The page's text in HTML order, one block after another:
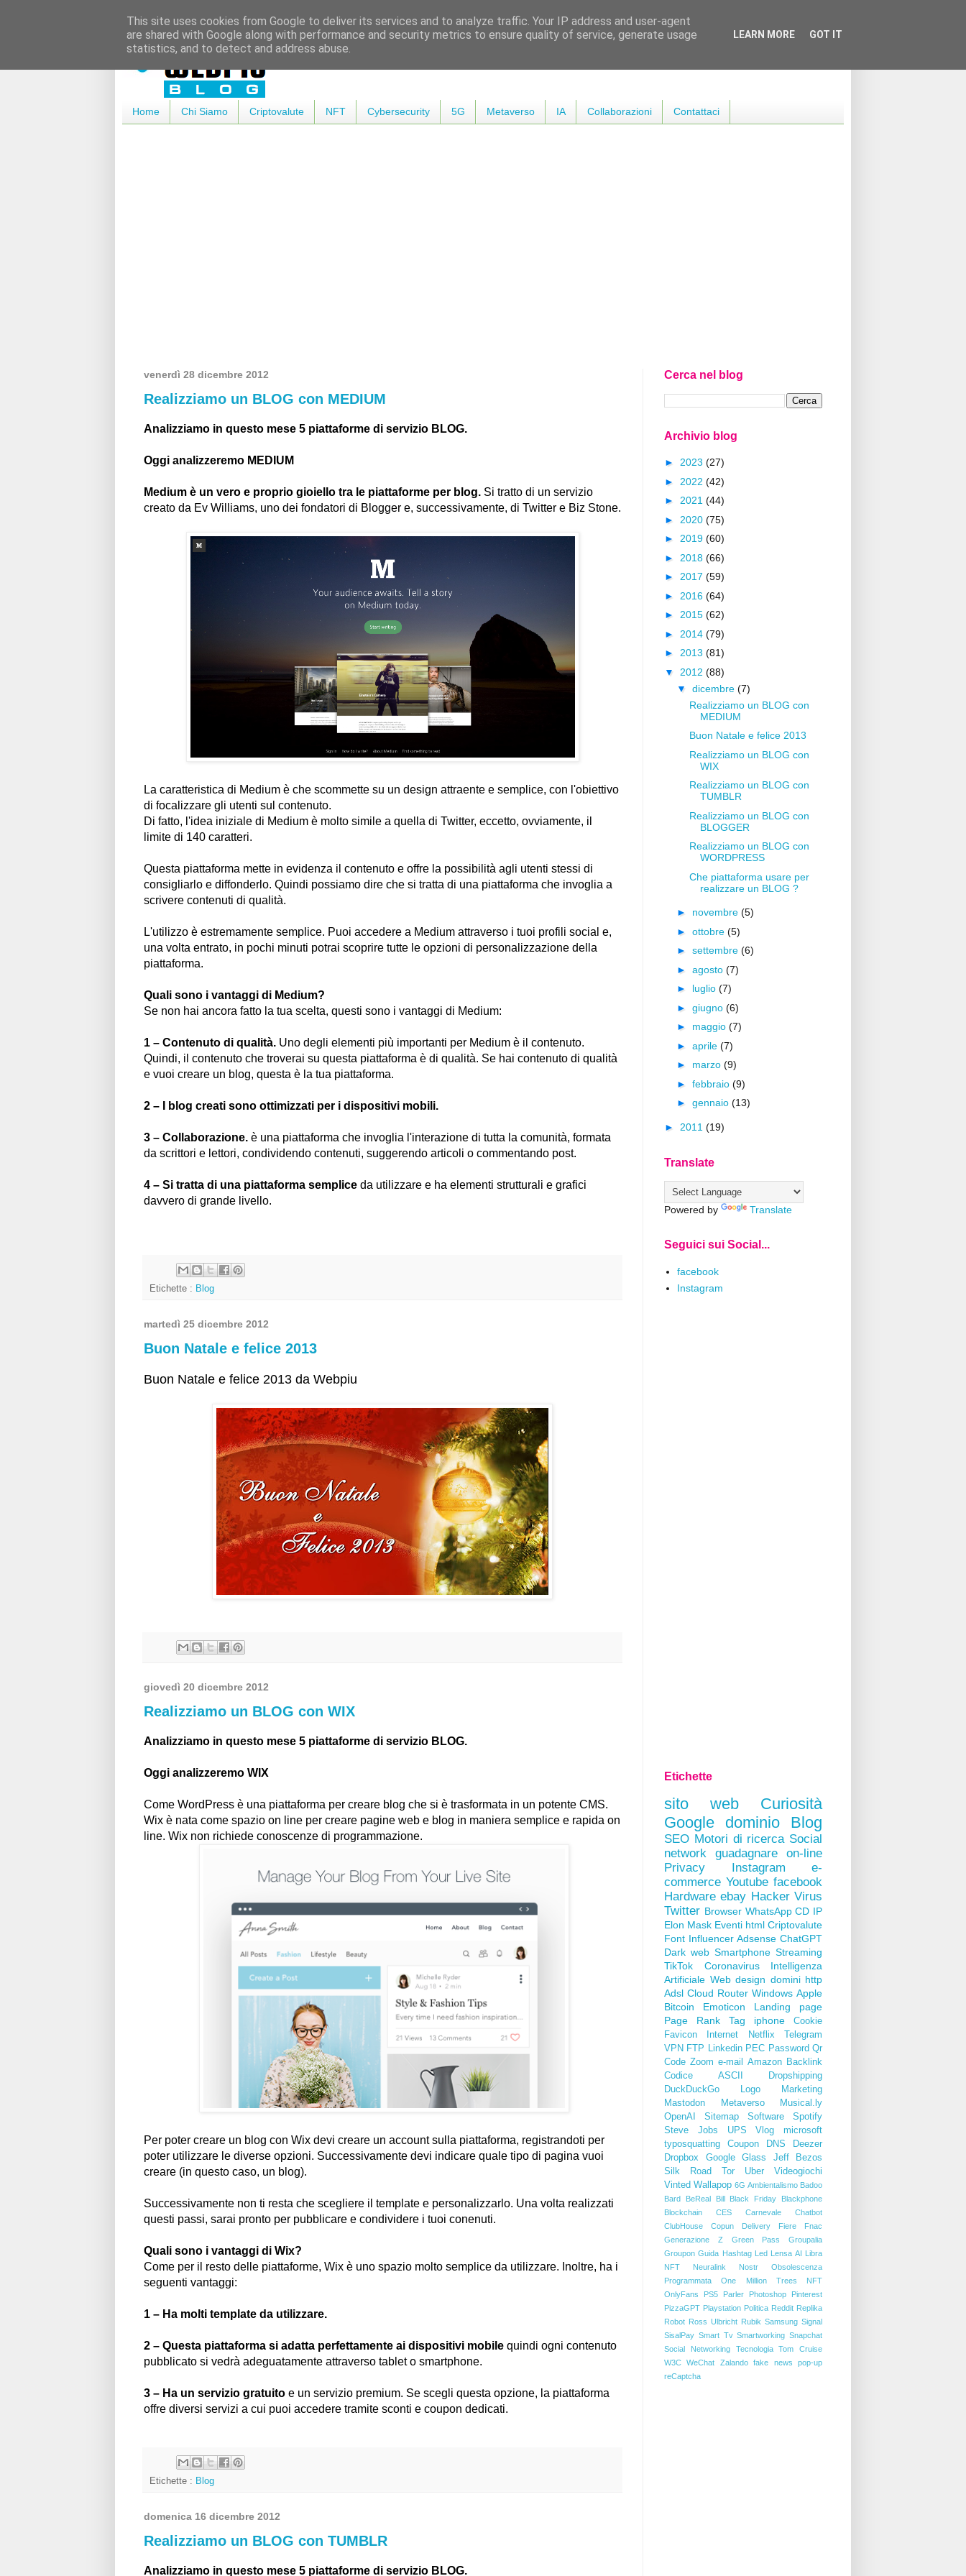
Home Chi Siamo Criptovalute NFT Cybersecurity 5G Metaverso IA Collaborazioni Contattaci
venerdì 28 dicembre 2012
Realizziamo un BLOG con MEDIUM
Analizziamo in questo mese 5 piattaforme di servizio BLOG.
Oggi analizzeremo MEDIUM
Medium è un vero e proprio gioiello tra le piattaforme per blog. Si tratto di un servizio
creato da Ev Williams, uno dei fondatori di Blogger e, successivamente, di Twitter e Biz Stone.
La caratteristica di Medium è che scommette su un design attraente e semplice, con l'obiettivo
di focalizzare gli utenti sul contenuto.
Di fatto, l'idea iniziale di Medium è molto simile a quella di Twitter, eccetto, ovviamente, il
limite di 140 caratteri.
Questa piattaforma mette in evidenza il contenuto e offre la possibilità agli utenti stessi di
consigliarlo e diffonderlo. Quindi possiamo dire che si tratta di una piattaforma che invoglia a
scrivere contenuti di qualità.
L'utilizzo è estremamente semplice. Puoi accedere a Medium attraverso i tuoi profili social e,
una volta entrato, in pochi minuti potrai scoprire tutte le opzioni di personalizzazione della
piattaforma.
Quali sono i vantaggi di Medium?
Se non hai ancora fatto la tua scelta, questi sono i vantaggi di Medium:
1 – Contenuto di qualità. Uno degli elementi più importanti per Medium è il contenuto.
Quindi, il contenuto che troverai su questa piattaforma è di qualità. Se hai contenuto di qualità
e vuoi creare un blog, questa è la tua piattaforma.
2 – I blog creati sono ottimizzati per i dispositivi mobili.
3 – Collaborazione. è una piattaforma che invoglia l'interazione di tutta la comunità, formata
da scrittori e lettori, condividendo contenuti, suggerendo articoli o commentando post.
4 – Si tratta di una piattaforma semplice da utilizzare e ha elementi strutturali e grafici
davvero di grande livello.
Etichette : Blog
martedì 25 dicembre 2012
Buon Natale e felice 2013
Buon Natale e felice 2013 da Webpiu
giovedì 20 dicembre 2012
Realizziamo un BLOG con WIX
Analizziamo in questo mese 5 piattaforme di servizio BLOG.
Oggi analizzeremo WIX
Come WordPress è una piattaforma per creare blog che si è trasformata in un potente CMS.
Wix è nata come spazio on line per creare pagine web e blog in maniera semplice e rapida on
line. Wix non richiede conoscenze di programmazione.
Per poter creare un blog con Wix devi creare un account sulla piattaforma, registrandoti per
poter utilizzare le diverse opzioni. Successivamente devi indicare quale tipo di pagina vuoi
creare (in questo caso, un blog).
Successivamente non ti resta che scegliere il template e personalizzarlo. Una volta realizzati
questi passi, sarai pronto per pubblicare e condividere i tuoi conenuti.
Quali sono i vantaggi di Wix?
Come per il resto delle piattaforme, Wix è uno spazio molto semplice da utilizzare. Inoltre, ha i
seguenti vantaggi:
1 – Ha molti template da utilizzare.
2 – Questa piattaforma si adatta perfettamente ai dispositivi mobile quindi ogni contenuto
pubblicato si vedrà adeguatamente attraverso tablet o smartphone.
3 – Ha un servizio gratuito e un servizio premium. Se scegli questa opzione, la piattaforma
offre diversi servizi a cui puoi accedere tramite sconti e coupon dedicati.
Etichette : Blog
domenica 16 dicembre 2012
Realizziamo un BLOG con TUMBLR
Analizziamo in questo mese 5 piattaforme di servizio BLOG.
Cerca nel blog
Archivio blog
► 2023 (27)
► 2022 (42)
► 2021 (44)
► 2020 (75)
► 2019 (60)
► 2018 (66)
► 2017 (59)
► 2016 (64)
► 2015 (62)
► 2014 (79)
► 2013 (81)
▼ 2012 (88)
▼ dicembre (7)
Realizziamo un BLOG con
MEDIUM
Buon Natale e felice 2013
Realizziamo un BLOG con
WIX
Realizziamo un BLOG con
TUMBLR
Realizziamo un BLOG con
BLOGGER
Realizziamo un BLOG con
WORDPRESS
Che piattaforma usare per
realizzare un BLOG ?
► novembre (5)
► ottobre (5)
► settembre (6)
► agosto (7)
► luglio (7)
► giugno (6)
► maggio (7)
► aprile (7)
► marzo (9)
► febbraio (9)
► gennaio (13)
► 2011 (19)
Translate
Powered by Translate
Seguici sui Social...
facebook
Instagram
Etichette
sito web
Curiosità
Google
dominio Blog
SEO Motori di ricerca Social
network
guadagnare on-line
Privacy
Instagram
e-
commerce Youtube facebook
Hardware ebay Hacker Virus
Twitter Browser WhatsApp CD IP
Elon Mask Eventi html Criptovalute
Font Influencer Adsense ChatGPT
Dark web Smartphone Streaming
TikTok
Coronavirus
Intelligenza
Artificiale Web design domini http
Adsl Cloud Router Windows Apple
Bitcoin
Emoticon
Landing page
Page Rank
Tag iphone
Cookie
Favicon
Internet Netflix
Telegram
VPN FTP Linkedin PEC Password Qr
Code Zoom e-mail Amazon Backlink
Codice ASCII
Dropshipping
DuckDuckGo
Logo
Marketing
Mastodon
Metaverso
Musical.ly
OpenAI
Sitemap Software
Spotify
Steve Jobs
UPS Vlog
microsoft
typosquatting
Coupon DNS
Deezer
Dropbox
Google Glass
Jeff Bezos
Silk Road
Tor Uber
Videogiochi
Vinted Wallapop 6G Ambientalismo Badoo
Bard
BeReal Bill Black Friday
Blackphone
Blockchain
CES Carnevale
Chatbot
ClubHouse
Copun Delivery Fiere
Fnac
Generazione Z
Green Pass
Groupalia
Groupon Guida Hashtag Led Lensa AI
Libra
NFT
Neuralink Nostr
Obsolescenza
Programmata
One Million Trees NFT
OnlyFans
PS5 Parler Photoshop
Pinterest
PizzaGPT Playstation Politica Reddit Replika
Robot Ross Ulbricht Rubik Samsung Signal
SisalPay Smart Tv Smartworking Snapchat
Social Networking
Tecnologia
Tom Cruise
W3C
WeChat Zalando fake news
pop-up
reCaptcha
This site uses cookies from Google to deliver its services and to analyze traffic. Your IP address and user-agent
are shared with Google along with performance and security metrics to ensure quality of service, generate usage
statistics, and to detect and address abuse.
LEARN MORE GOT IT